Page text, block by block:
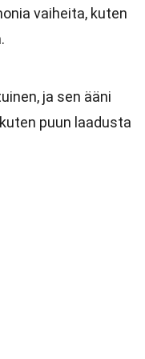
vaiheita, kuten
ja sen ääni
puun laadusta